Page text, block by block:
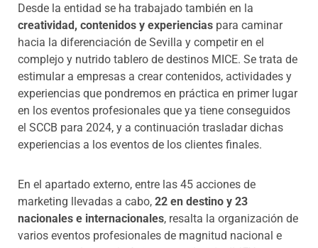
Desde la entidad se ha trabajado también en la
creatividad, contenidos y experiencias para caminar
hacia la diferenciación de Sevilla y competir en el
complejo y nutrido tablero de destinos MICE. Se trata de
estimular a empresas a crear contenidos, actividades y
experiencias que pondremos en práctica en primer lugar
en los eventos profesionales que ya tiene conseguidos
el SCCB para 2024, y a continuación trasladar dichas
experiencias a los eventos de los clientes finales.
En el apartado externo, entre las 45 acciones de
marketing llevadas a cabo, 22 en destino y 23
nacionales e internacionales, resalta la organización de
varios eventos profesionales de magnitud nacional e